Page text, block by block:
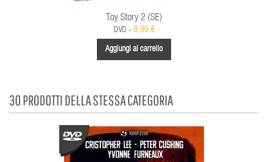
Toy Story 2 (SE)
DVD - 9,99 €
Aggiungi al carrello
30 PRODOTTI DELLA STESSA CATEGORIA